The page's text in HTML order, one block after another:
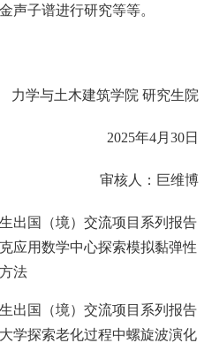
声子谱进行研究等等。
力学与土木建筑学院 研究生院
2025年4月30日
审核人：巨维博
出国（境）交流项目系列报告
用数学中心探索模拟黏弹性
法
出国（境）交流项目系列报告
学探索老化过程中螺旋波演化